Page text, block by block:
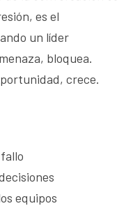
es el
un líder
bloquea.
crece.
equipos